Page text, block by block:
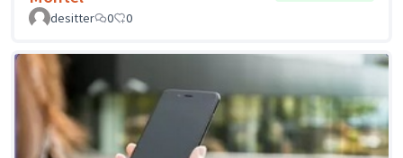
desitter
0 0